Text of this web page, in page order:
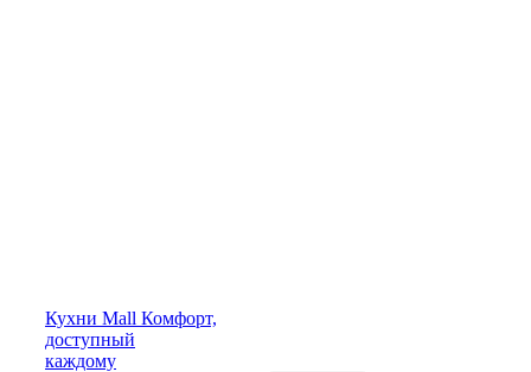
Кухни Mall Комфорт,
доступный
каждому